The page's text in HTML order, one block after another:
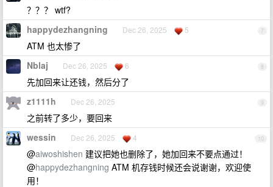
？？？ wtf?
7
happydezhangning Dec 26, 2025 5
ATM 也太惨了
8
Nblaj Dec 26, 2025 6
先加回来让还钱，然后分了
9
z1111h Dec 26, 2025
之前转了多少，要回来
10
wessin Dec 26, 2025 4
@aiwoshishen 建议把她也删除了，她加回来不要点通过！
@happydezhangning ATM 机存钱时候还会说谢谢，欢迎使
用！